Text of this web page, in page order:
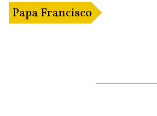
Papa Francisco